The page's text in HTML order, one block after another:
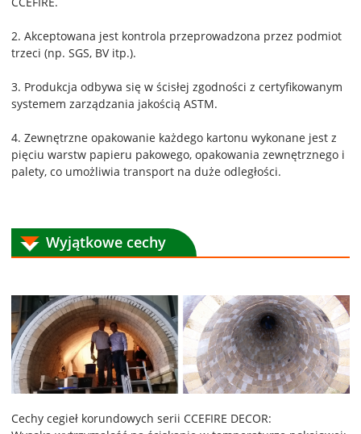
2. Akceptowana jest kontrola przeprowadzona przez podmiot
trzeci (np. SGS, BV itp.).
3. Produkcja odbywa się w ścisłej zgodności z certyfikowanym
systemem zarządzania jakością ASTM.
4. Zewnętrzne opakowanie każdego kartonu wykonane jest z
pięciu warstw papieru pakowego, opakowania zewnętrznego i
palety, co umożliwia transport na duże odległości.
Wyjątkowe cechy
Cechy cegieł korundowych serii CCEFIRE DECOR: